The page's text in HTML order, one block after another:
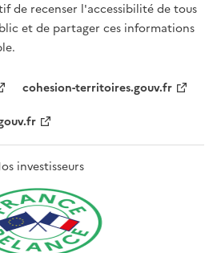
de recenser l'accessibilité de tous
et de partager ces informations
cohesion-territoires.gouv.fr
investisseurs